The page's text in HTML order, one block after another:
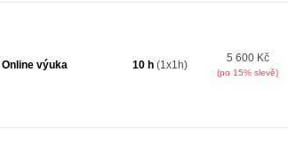
Online výuka 10 h (1x1h)
5 600 Kč
(po 15% slevě)